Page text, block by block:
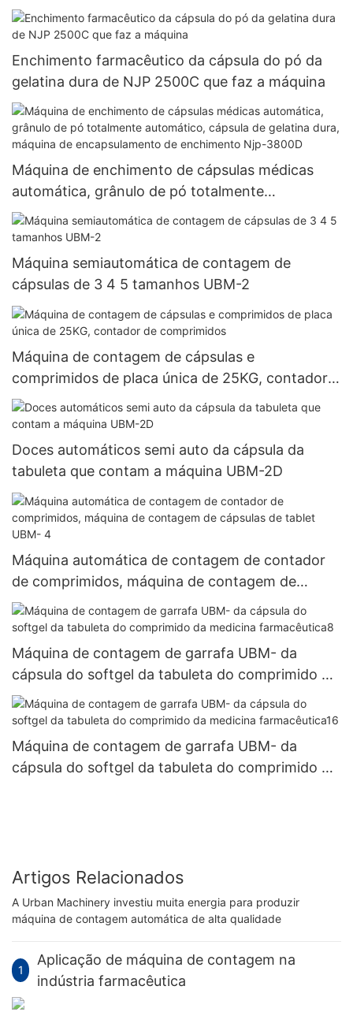
enchimento da cápsula da gelatina dura vazia njp
1500d
Enchimento farmacêutico da cápsula do pó da
gelatina dura de NJP 2500C que faz a máquina
Máquina de enchimento de cápsulas médicas
automática, grânulo de pó totalmente
automático, cápsula de gelatina dura, máquina
de encapsulamento de enchimento Njp-3800D
Máquina semiautomática de contagem de
cápsulas de 3 4 5 tamanhos UBM-2
Máquina de contagem de cápsulas e
comprimidos de placa única de 25KG, contador
de comprimidos
Doces automáticos semi auto da cápsula da
tabuleta que contam a máquina UBM-2D
Máquina automática de contagem de contador
de comprimidos, máquina de contagem de
cápsulas de tablet UBM- 4
Máquina de contagem de garrafa UBM- da
cápsula do softgel da tabuleta do comprimido da
medicina farmacêutica8
Máquina de contagem de garrafa UBM- da
cápsula do softgel da tabuleta do comprimido da
Artigos Relacionados
A Urban Machinery investiu muita energia para produzir
máquina de contagem automática de alta qualidade
1
Aplicação de máquina de contagem na
indústria farmacêutica